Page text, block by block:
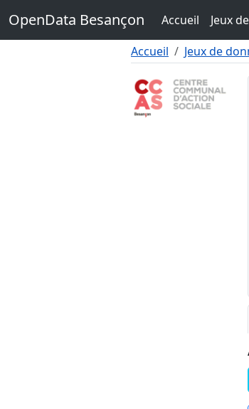
Menu
Pied de page
OpenData Besançon Accueil Jeux
Accueil
Jeux de